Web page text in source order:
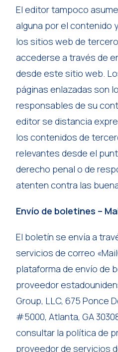
El editor tampoco
alguna por el contenido
los sitios web de
accederse a través de
desde este sitio web.
páginas enlazadas son
responsables de su
editor se distancia
los contenidos de
relevantes desde el
derecho penal o de
atenten contra las
Envío de boletines –
El boletín se envía a
servicios de correo
plataforma de envío de
proveedor
Group, LLC, 675 Ponce
#5000, Atlanta, GA
consultar la política de
proveedor de servicios